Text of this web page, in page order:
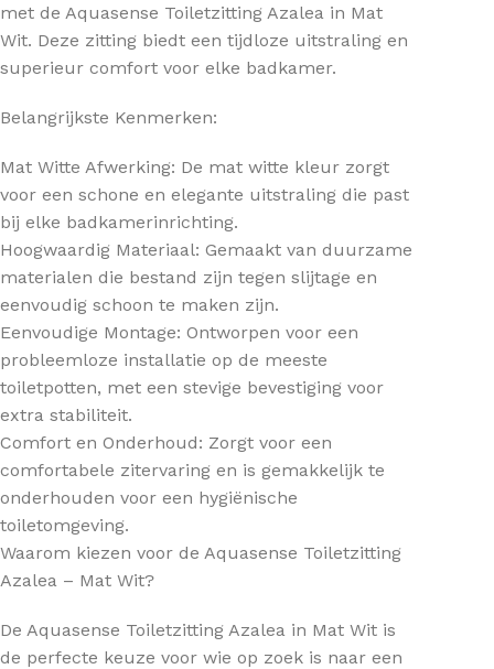
met de Aquasense Toiletzitting Azalea in Mat
Wit. Deze zitting biedt een tijdloze uitstraling en
superieur comfort voor elke badkamer.
Belangrijkste Kenmerken:
Mat Witte Afwerking: De mat witte kleur zorgt
voor een schone en elegante uitstraling die past
bij elke badkamerinrichting.
Hoogwaardig Materiaal: Gemaakt van duurzame
materialen die bestand zijn tegen slijtage en
eenvoudig schoon te maken zijn.
Eenvoudige Montage: Ontworpen voor een
probleemloze installatie op de meeste
toiletpotten, met een stevige bevestiging voor
extra stabiliteit.
Comfort en Onderhoud: Zorgt voor een
comfortabele zitervaring en is gemakkelijk te
onderhouden voor een hygiënische
toiletomgeving.
Waarom kiezen voor de Aquasense Toiletzitting
Azalea – Mat Wit?
De Aquasense Toiletzitting Azalea in Mat Wit is
de perfecte keuze voor wie op zoek is naar een